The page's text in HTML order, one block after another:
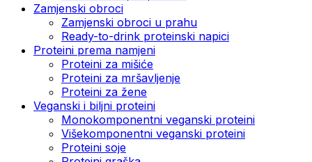
Zamjenski obroci
Zamjenski obroci u prahu
Ready-to-drink proteinski napici
Proteini prema namjeni
Proteini za mišiće
Proteini za mršavljenje
Proteini za žene
Veganski i biljni proteini
Monokomponentni veganski proteini
Višekomponentni veganski proteini
Proteini soje